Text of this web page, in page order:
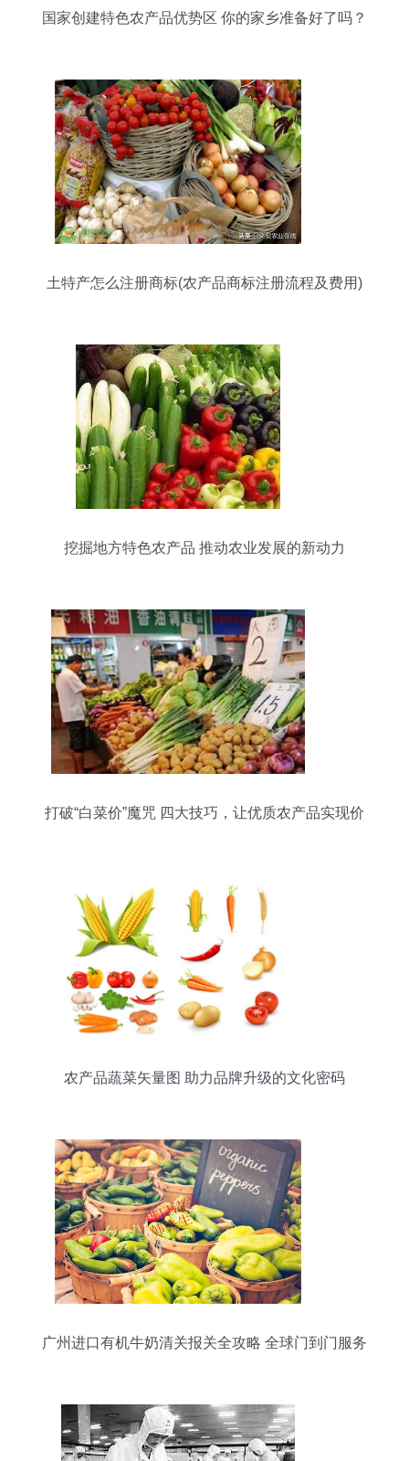
国家创建特色农产品优势区 你的家乡准备好了吗？
土特产怎么注册商标(农产品商标注册流程及费用)
挖掘地方特色农产品 推动农业发展的新动力
打破“白菜价”魔咒 四大技巧，让优质农产品实现价
农产品蔬菜矢量图 助力品牌升级的文化密码
广州进口有机牛奶清关报关全攻略 全球门到门服务